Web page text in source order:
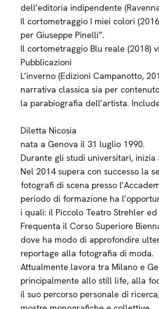
dell’editoria indipendente
Il cortometraggio I miei colori
per Giuseppe Pinelli”.
Il cortometraggio Blu reale (2018)
Pubblicazioni
L’inverno (Edizioni Campanotto,
narrativa classica sia per
la parabiografia dell’artista.
Diletta Nicosia
nata a Genova il 31 luglio 1990.
Durante gli studi universitari,
Nel 2014 supera con successo la
fotografi di scena presso
periodo di formazione ha
i quali: il Piccolo Teatro Strehler
Frequenta il Corso Superiore
dove ha modo di approfondire
reportage alla fotografia di moda.
Attualmente lavora tra Milano e
principalmente allo still life, alla
il suo percorso personale di